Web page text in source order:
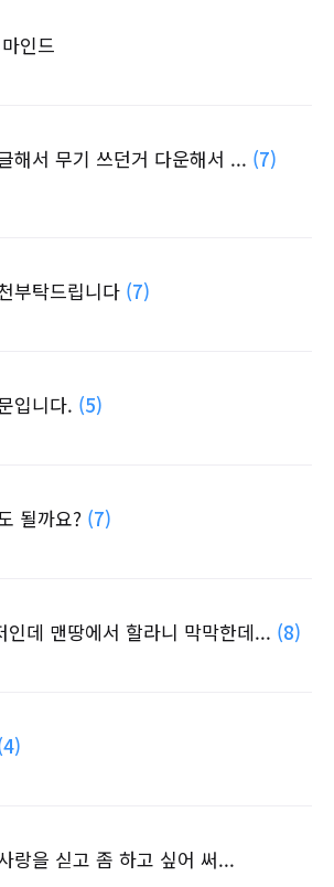
인드
해서 무기 쓰던거 다운해서 ... (7)
부탁드립니다 (7)
입니다. (5)
될까요? (7)
인데 맨땅에서 할라니 막막한데... (8)
랑을 싣고 좀 하고 싶어 써...